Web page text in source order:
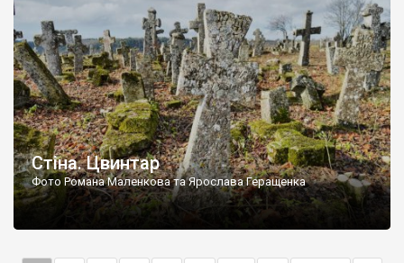
Стіна. Цвинтар
Фото Романа Маленкова та Ярослава Геращенка